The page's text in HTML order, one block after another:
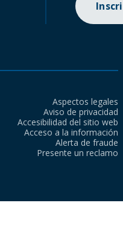
Aspectos legales
Aviso de privacidad
Accesibilidad del sitio web
Acceso a la información
Alerta de fraude
Presente un reclamo